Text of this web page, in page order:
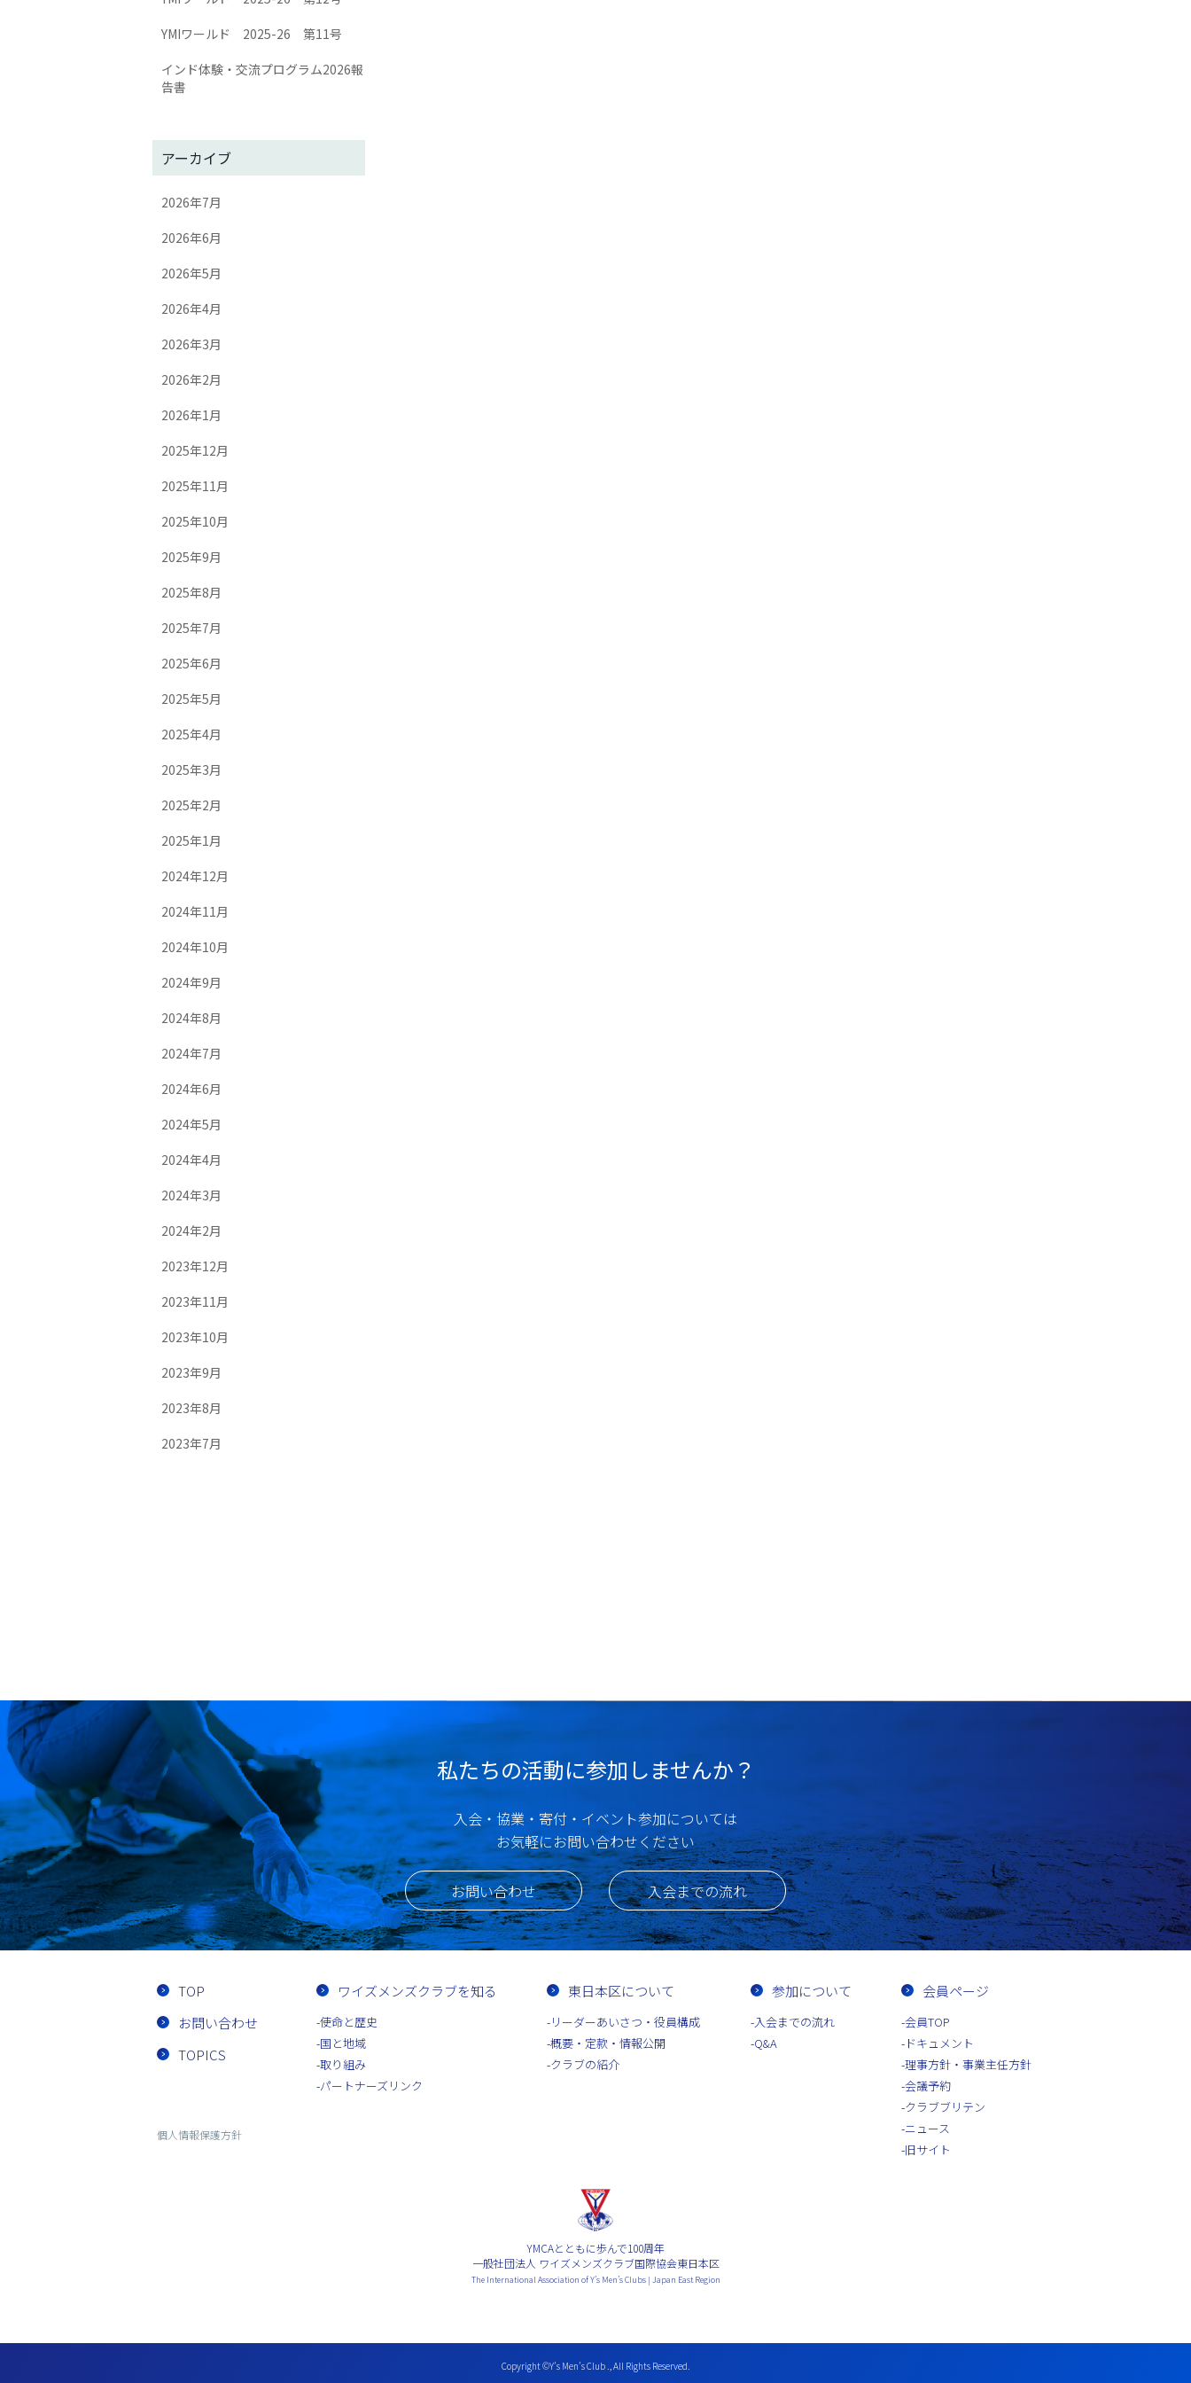
YMIワールド 2025-26 第11号
インド体験・交流プログラム2026報
告書
アーカイブ
2026年7月
2026年6月
2026年5月
2026年4月
2026年3月
2026年2月
2026年1月
2025年12月
2025年11月
2025年10月
2025年9月
2025年8月
2025年7月
2025年6月
2025年5月
2025年4月
2025年3月
2025年2月
2025年1月
2024年12月
2024年11月
2024年10月
2024年9月
2024年8月
2024年7月
2024年6月
2024年5月
2024年4月
2024年3月
2024年2月
2023年12月
2023年11月
2023年10月
2023年9月
2023年8月
2023年7月
私たちの活動に参加しませんか？
入会・協業・寄付・イベント参加については
お気軽にお問い合わせください
お問い合わせ 入会までの流れ
TOP
お問い合わせ
TOPICS
個人情報保護方針
ワイズメンズクラブを知る
使命と歴史
国と地域
取り組み
パートナーズリンク
東日本区について
リーダーあいさつ・役員構成
概要・定款・情報公開
クラブの紹介
参加について
入会までの流れ
Q&A
会員ページ
会員TOP
ドキュメント
理事方針・事業主任方針
会議予約
クラブブリテン
ニュース
旧サイト
YMCAとともに歩んで100周年
一般社団法人 ワイズメンズクラブ国際協会東日本区
The International Association of Y’s Men’s Clubs | Japan East Region
Copyright ©Y’s Men’s Club ., All Rights Reserved.